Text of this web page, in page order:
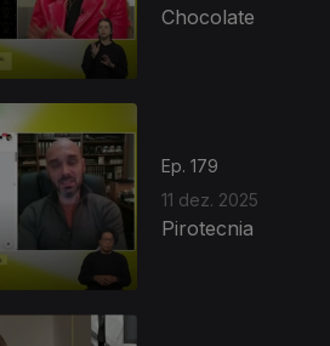
Chocolate
Ep. 179
11 dez. 2025
Pirotecnia